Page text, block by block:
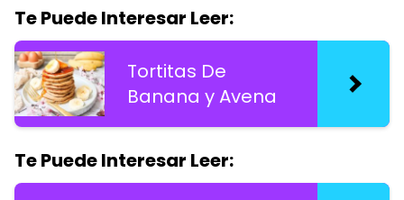
Te Puede Interesar Leer:
Tortitas De
Banana y Avena
Te Puede Interesar Leer: